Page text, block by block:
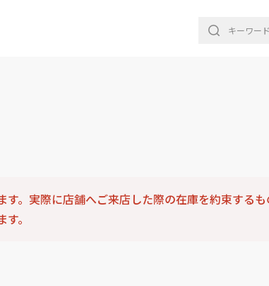
す。実際に店舗へご来店した際の在庫を約束する
。